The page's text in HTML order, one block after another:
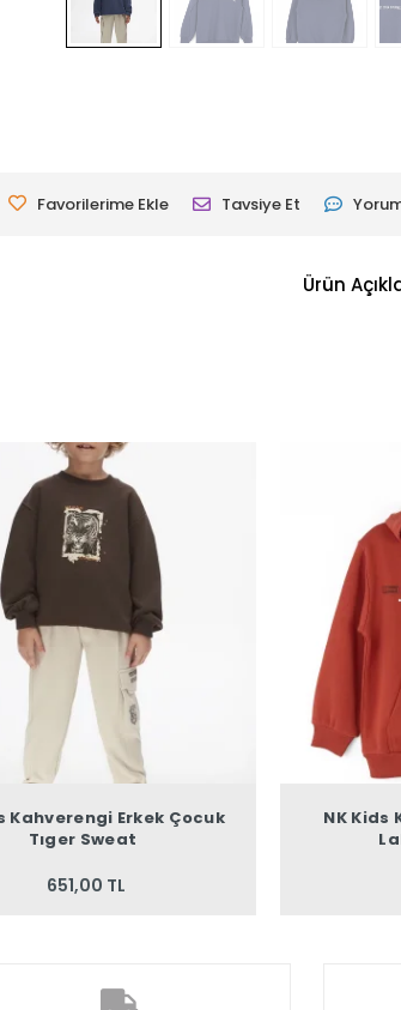
Favorilerime Ekle Tavsiye Et
Ürün
Kahverengi Erkek Çocuk
Tıger Sweat
651,00 TL
NK Kids